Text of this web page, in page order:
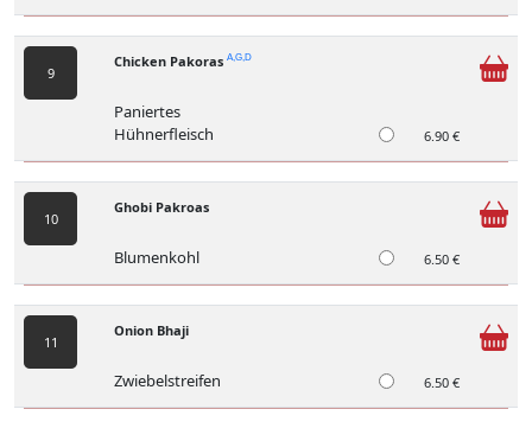
9
Chicken Pakoras A,G,D
Paniertes
Hühnerfleisch
6.90 €
10
Ghobi Pakroas
Blumenkohl 6.50 €
11
Onion Bhaji
Zwiebelstreifen 6.50 €